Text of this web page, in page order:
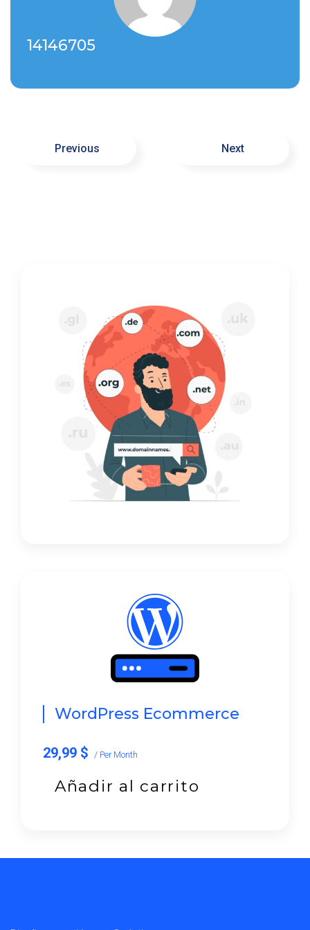
14146705
Navegación
Previous Next
WordPress Ecommerce
29,99 $ / Per Month
Añadir al carrito